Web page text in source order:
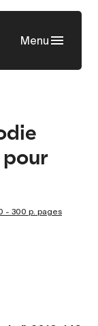
Menu
- 300 p. pages